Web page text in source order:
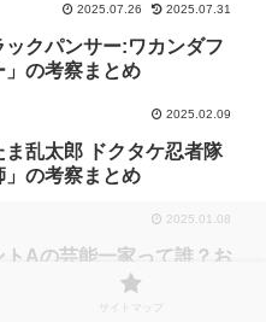
2025.07.26 2025.07.31
ックパンサー:ワカンダフ
」の考察まとめ
2025.02.09
ま乱太郎 ドクタケ忍者隊
」の考察まとめ
2025.01.08
トAの芸能一家って誰？お
小木の可能性も考察
サイトマップ